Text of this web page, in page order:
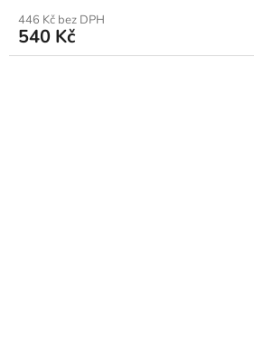
446 Kč bez DPH
540 Kč